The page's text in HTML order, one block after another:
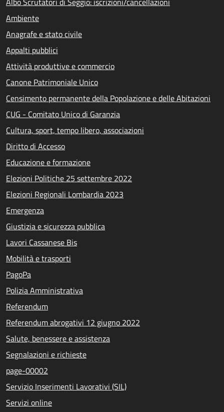
Ambiente
Anagrafe e stato civile
Appalti pubblici
Attività produttive e commercio
Canone Patrimoniale Unico
Censimento permanente della Popolazione e delle Abitazioni
CUG - Comitato Unico di Garanzia
Cultura, sport, tempo libero, associazioni
Diritto di Accesso
Educazione e formazione
Elezioni Politiche 25 settembre 2022
Elezioni Regionali Lombardia 2023
Emergenza
Giustizia e sicurezza pubblica
Lavori Cassanese Bis
Mobilità e trasporti
PagoPa
Polizia Amministrativa
Referendum
Referendum abrogativi 12 giugno 2022
Salute, benessere e assistenza
Segnalazioni e richieste
page-00002
Servizio Inserimenti Lavorativi (SIL)
Servizi online